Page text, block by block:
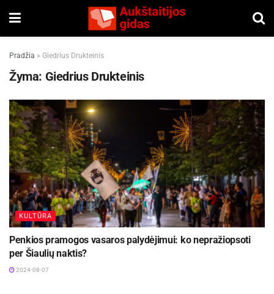
Pradžia » Giedrius Drukteinis
Žyma: Giedrius Drukteinis
KULTŪRA
Penkios pramogos vasaros palydėjimui: ko nepražiopsoti
per Šiaulių naktis?
2024-08-07